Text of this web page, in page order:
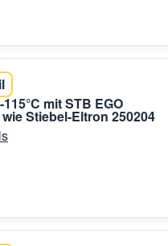
mit STB EGO
Stiebel-Eltron 250204